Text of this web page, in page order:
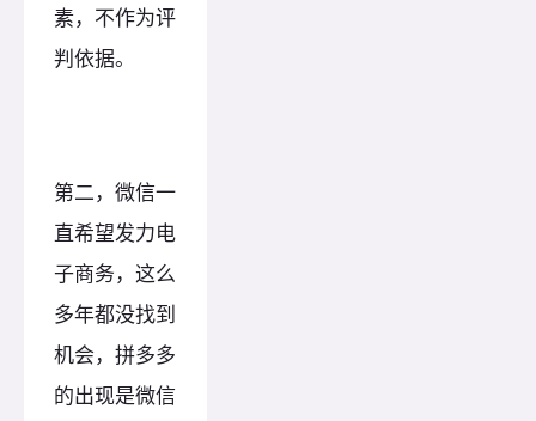
素，不作为评
判依据。
第二，微信一
直希望发力电
子商务，这么
多年都没找到
机会，拼多多
的出现是微信